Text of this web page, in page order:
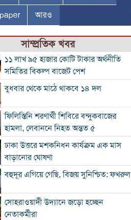
আরও
সাম্প্রতিক খবর
১১ লাখ ৯৫ হাজার কোটি টাকার অর্থনীতি
সমিতির বিকল্প বাজেট পেশ
বুধবার থেকে মাঠে থাকবে ১৪ দল
ফিলিস্তিনি শরণার্থী শিবিরে বন্দুকবাজের
হামলা, লেবাননে নিহত অন্তত ৫
ঢাকা উত্তরে মশকনিধন কার্যক্রম এক মাস
বাড়ানোর ঘোষণা
বহুদূর এগিয়ে গেছি, বিজয় সুনিশ্চিত: ফখরুল
সোহরাওয়ার্দী উদ্যানে জড়ো হচ্ছেন
নেতাকর্মীরা